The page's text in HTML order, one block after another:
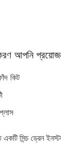
আপনি
কিট
সিন্চ ড্রেন